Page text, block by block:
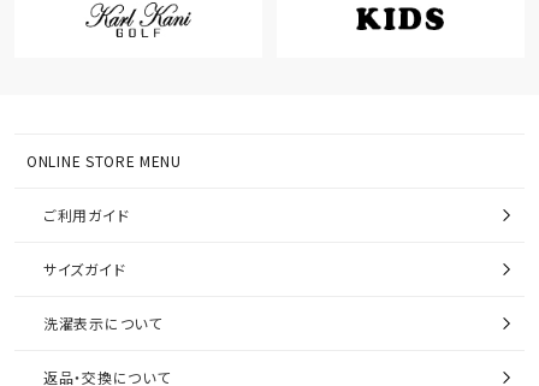
ONLINE STORE MENU
ご利用ガイド
サイズガイド
洗濯表示について
返品・交換について